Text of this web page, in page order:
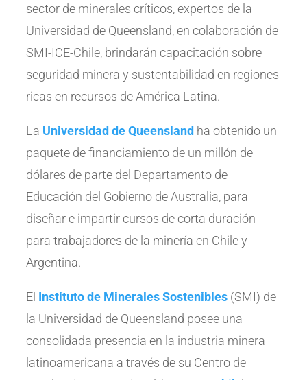
sector de minerales críticos, expertos de la
Universidad de Queensland, en colaboración de
SMI-ICE-Chile, brindarán capacitación sobre
seguridad minera y sustentabilidad en regiones
ricas en recursos de América Latina.
La Universidad de Queensland ha obtenido un
paquete de financiamiento de un millón de
dólares de parte del Departamento de
Educación del Gobierno de Australia, para
diseñar e impartir cursos de corta duración
para trabajadores de la minería en Chile y
Argentina.
El Instituto de Minerales Sostenibles (SMI) de
la Universidad de Queensland posee una
consolidada presencia en la industria minera
latinoamericana a través de su Centro de